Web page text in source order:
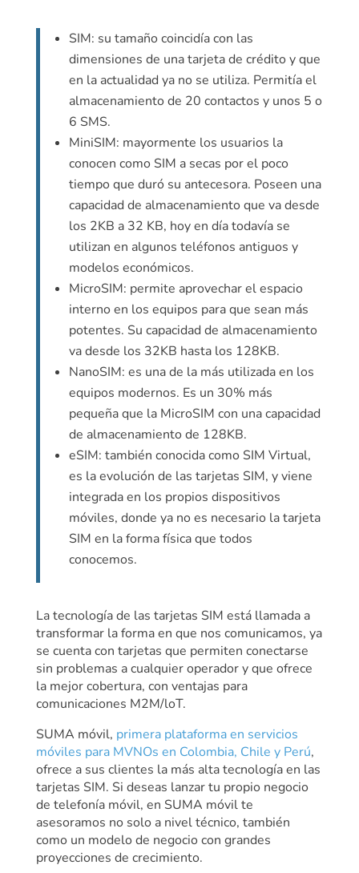
SIM: su tamaño coincidía con las
dimensiones de una tarjeta de crédito y que
en la actualidad ya no se utiliza. Permitía el
almacenamiento de 20 contactos y unos 5 o
6 SMS.
MiniSIM: mayormente los usuarios la
conocen como SIM a secas por el poco
tiempo que duró su antecesora. Poseen una
capacidad de almacenamiento que va desde
los 2KB a 32 KB, hoy en día todavía se
utilizan en algunos teléfonos antiguos y
modelos económicos.
MicroSIM: permite aprovechar el espacio
interno en los equipos para que sean más
potentes. Su capacidad de almacenamiento
va desde los 32KB hasta los 128KB.
NanoSIM: es una de la más utilizada en los
equipos modernos. Es un 30% más
pequeña que la MicroSIM con una capacidad
de almacenamiento de 128KB.
eSIM: también conocida como SIM Virtual,
es la evolución de las tarjetas SIM, y viene
integrada en los propios dispositivos
móviles, donde ya no es necesario la tarjeta
SIM en la forma física que todos
conocemos.
La tecnología de las tarjetas SIM está llamada a
transformar la forma en que nos comunicamos, ya
se cuenta con tarjetas que permiten conectarse
sin problemas a cualquier operador y que ofrece
la mejor cobertura, con ventajas para
comunicaciones M2M/loT.
SUMA móvil, primera plataforma en servicios
móviles para MVNOs en Colombia, Chile y Perú,
ofrece a sus clientes la más alta tecnología en las
tarjetas SIM. Si deseas lanzar tu propio negocio
de telefonía móvil, en SUMA móvil te
asesoramos no solo a nivel técnico, también
como un modelo de negocio con grandes
proyecciones de crecimiento.